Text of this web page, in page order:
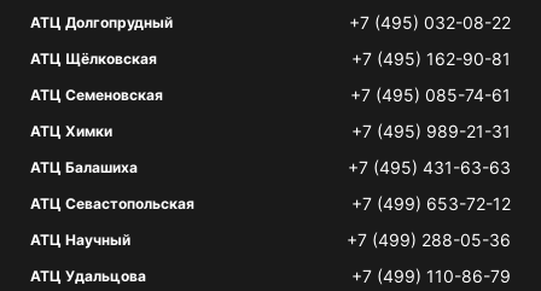
АТЦ Долгопрудный +7 (495) 032-08-22
АТЦ Щёлковская +7 (495) 162-90-81
АТЦ Семеновская +7 (495) 085-74-61
АТЦ Химки +7 (495) 989-21-31
АТЦ Балашиха +7 (495) 431-63-63
АТЦ Севастопольская +7 (499) 653-72-12
АТЦ Научный +7 (499) 288-05-36
АТЦ Удальцова +7 (499) 110-86-79